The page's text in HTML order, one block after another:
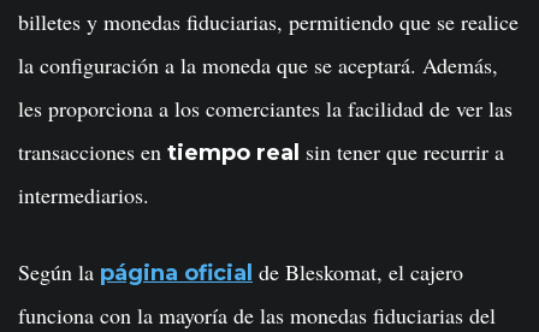
billetes y monedas fiduciarias, permitiendo que se realice
la configuración a la moneda que se aceptará. Además,
les proporciona a los comerciantes la facilidad de ver las
transacciones en tiempo real sin tener que recurrir a
intermediarios.
Según la página oficial de Bleskomat, el cajero
funciona con la mayoría de las monedas fiduciarias del